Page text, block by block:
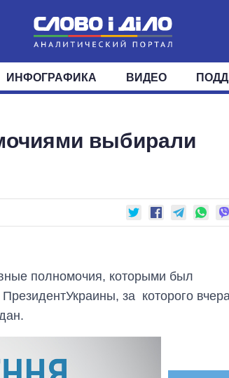
ПОЛИТИКА ЭКОНОМИКА ОБЩЕСТВО
ДЕПУТАТЫ КОМИТЕТЫ ФРАКЦИИ ОКРУГА
ИНФОГРАФИКА ВИДЕО
выбирали
полномочия, которыми был
ПрезидентУкраины, за которого вчера